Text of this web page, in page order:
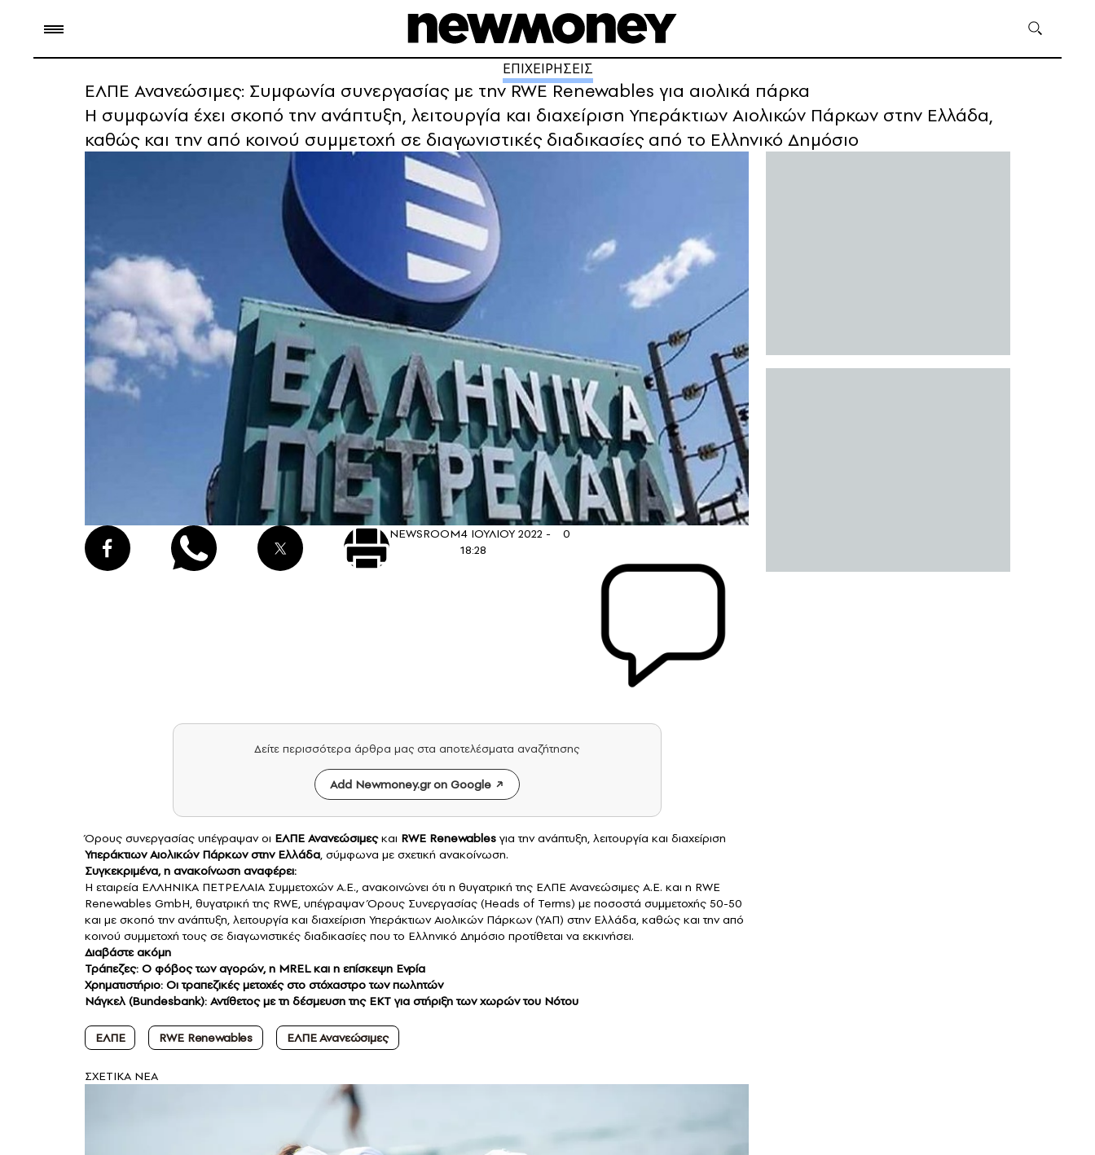
ΕΠΙΧΕΙΡΗΣΕΙΣ
ΕΛΠΕ Ανανεώσιμες: Συμφωνία συνεργασίας με την RWE Renewables για αιολικά πάρκα
Η συμφωνία έχει σκοπό την ανάπτυξη, λειτουργία και διαχείριση Υπεράκτιων Αιολικών Πάρκων στην Ελλάδα,
καθώς και την από κοινού συμμετοχή σε διαγωνιστικές διαδικασίες από το Ελληνικό Δημόσιο
NEWSROOM4 ΙΟΥΛΙΟΥ 2022 -
18:28
0
Δείτε περισσότερα άρθρα μας στα αποτελέσματα αναζήτησης
Add Newmoney.gr on Google
Όρους συνεργασίας υπέγραψαν οι ΕΛΠΕ Ανανεώσιμεςκαι RWE Renewables για την ανάπτυξη, λειτουργία και διαχείριση
Υπεράκτιων Αιολικών Πάρκων στην Ελλάδα, σύμφωνα με σχετική ανακοίνωση.
Συγκεκριμένα, η ανακοίνωση αναφέρει:
Η εταιρεία ΕΛΛΗΝΙΚΑ ΠΕΤΡΕΛΑΙΑ Συμμετοχών Α.Ε., ανακοινώνει ότι η θυγατρική της ΕΛΠΕ Ανανεώσιμες Α.Ε. και η RWE
Renewables GmbH, θυγατρική της RWE, υπέγραψαν Όρους Συνεργασίας (Heads of Terms) με ποσοστά συμμετοχής 50-50
και με σκοπό την ανάπτυξη, λειτουργία και διαχείριση Υπεράκτιων Αιολικών Πάρκων (ΥΑΠ) στην Ελλάδα, καθώς και την από
κοινού συμμετοχή τους σε διαγωνιστικές διαδικασίες που το Ελληνικό Δημόσιο προτίθεται να εκκινήσει.
Διαβάστε ακόμη
Τράπεζες: Ο φόβος των αγορών, η MREL και η επίσκεψη Ενρία
Χρηματιστήριο: Οι τραπεζικές μετοχές στο στόχαστρο των πωλητών
Νάγκελ (Bundesbank): Αντίθετος με τη δέσμευση της ΕΚΤ για στήριξη των χωρών του Νότου
ΕΛΠΕ RWE Renewables ΕΛΠΕ Ανανεώσιμες
ΣXETIKA NEA